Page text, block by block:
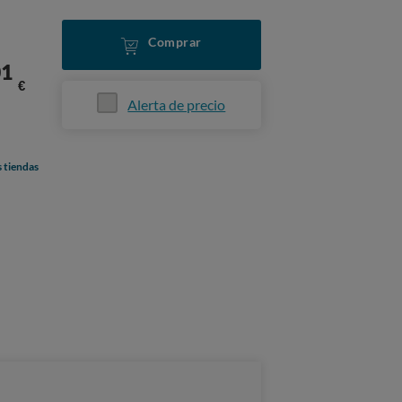
€
Comprar
Alerta de precio
tiendas